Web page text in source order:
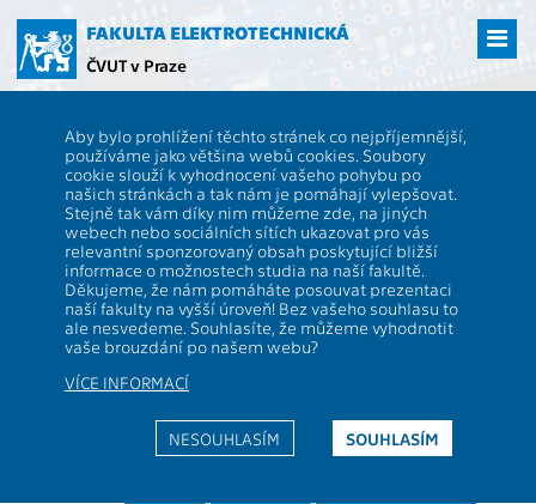
hlavní
obsah
FAKULTA ELEKTROTECHNICKÁ
ČVUT v Praze
Aby bylo prohlížení těchto stránek co nejpříjemnější,
používáme jako většina webů cookies. Soubory
cookie slouží k vyhodnocení vašeho pohybu po
našich stránkách a tak nám je pomáhají vylepšovat.
Stejně tak vám díky nim můžeme zde, na jiných
webech nebo sociálních sítích ukazovat pro vás
relevantní sponzorovaný obsah poskytující bližší
informace o možnostech studia na naší fakultě.
Děkujeme, že nám pomáháte posouvat prezentaci
naší fakulty na vyšší úroveň! Bez vašeho souhlasu to
ale nesvedeme. Souhlasíte, že můžeme vyhodnotit
vaše brouzdání po našem webu?
VÍCE INFORMACÍ
SOUHLASÍM
NESOUHLASÍM
Vyhlášky proděkanů pro
pedagogiku
Studijní předpisy
Aktuálně platné
2026/11
Zápis do zimního semestru 2026/2027
1. ročníku bakalářských studijních programů
Informace pro studenty nastupující do